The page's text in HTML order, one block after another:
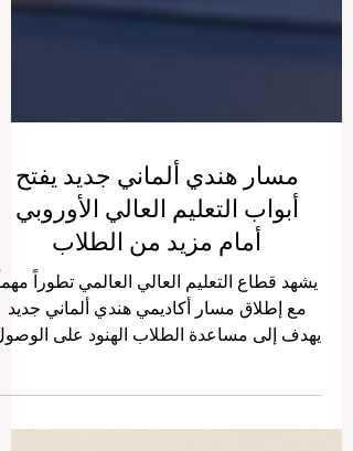
مسار هندي ألماني جديد يفتح
أبواب التعليم العالي الأوروبي
أمام مزيد من الطلاب
يشهد قطاع التعليم العالي العالمي تطوراً
مع إطلاق مسار أكاديمي هندي ألماني جديد
إلى #التعليم_العالي_الأوروبي بطريقة أكثر
تنظيماً ووضوحاً. ولا تُعد هذه المبادرة مجرد